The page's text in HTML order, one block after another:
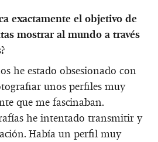
exactamente el objetivo de
mostrar al mundo a través
he estado obsesionado con
unos perfiles muy
que me fascinaban.
he intentado transmitir y
Había un perfil muy